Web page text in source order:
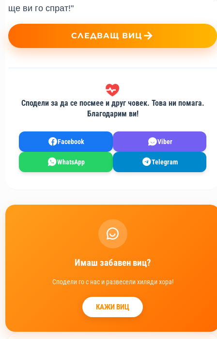
ще ви го спрат!"
СЛЕДВАЩ ВИЦ
Сподели за да се посмее и друг човек. Това ни помага.
Благодарим ви!
Facebook Viber
WhatsApp Telegram
Имаш забавен виц?
Сподели го с нас и развесели хиляди хора!
КАЖИ ВИЦ